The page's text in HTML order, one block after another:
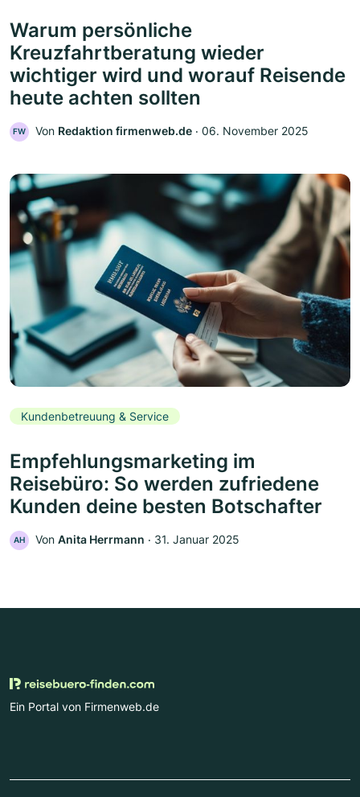
Warum persönliche
Kreuzfahrtberatung wieder
wichtiger wird und worauf Reisende
heute achten sollten
FW Von Redaktion firmenweb.de ‧ 06. November 2025
Kundenbetreuung & Service
Empfehlungsmarketing im
Reisebüro: So werden zufriedene
Kunden deine besten Botschafter
AH Von Anita Herrmann ‧ 31. Januar 2025
Ein Portal von Firmenweb.de